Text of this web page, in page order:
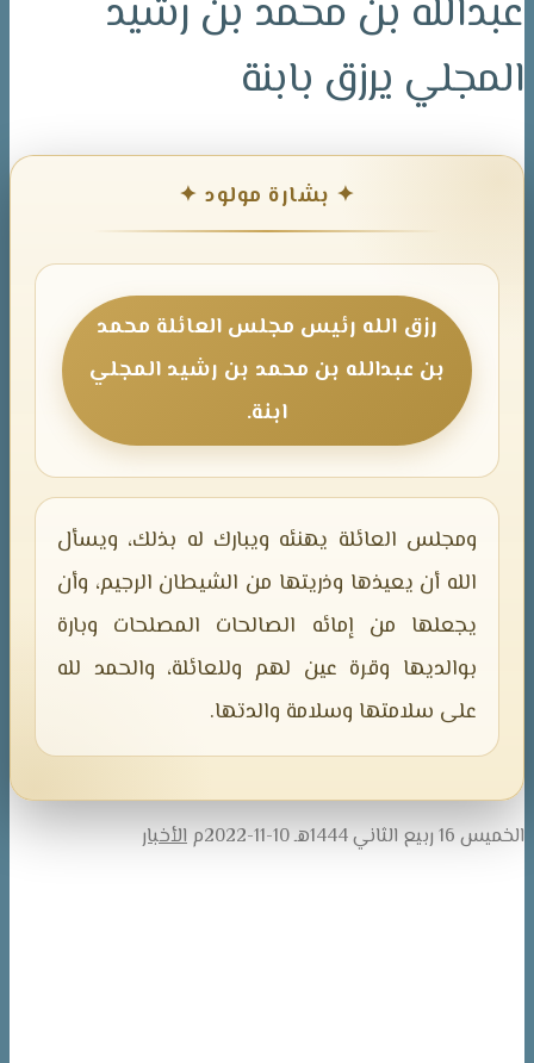
عبدالله بن محمد بن رشيد
المجلي يرزق بابنة
✦ بشارة مولود ✦
رزق الله رئيس مجلس العائلة محمد
بن عبدالله بن محمد بن رشيد المجلي
ابنة.
ومجلس العائلة يهنئه ويبارك له بذلك، ويسأل
الله أن يعيذها وذريتها من الشيطان الرجيم، وأن
يجعلها من إمائه الصالحات المصلحات وبارة
بوالديها وقرة عين لهم وللعائلة، والحمد لله
على سلامتها وسلامة والدتها.
الخميس 16 ربيع الثاني 1444هـ 10-11-2022م الأخبار